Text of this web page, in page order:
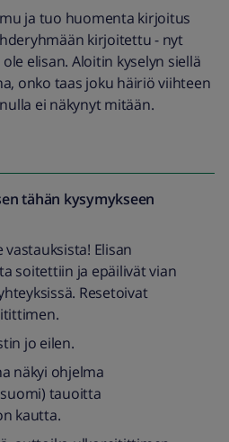
ja tuo huomenta kirjoitus
kirjoitettu - nyt
elisan. Aloitin kyselyn siellä
onko taas joku häiriö viihteen
ei näkynyt mitään.
tähän kysymykseen
vastauksista! Elisan
soitettiin ja epäilivät vian
Resetoivat
jo eilen.
näkyi ohjelma
tauoitta
kautta.